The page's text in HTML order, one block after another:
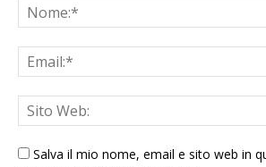
Salva il mio nome, email e sito web in